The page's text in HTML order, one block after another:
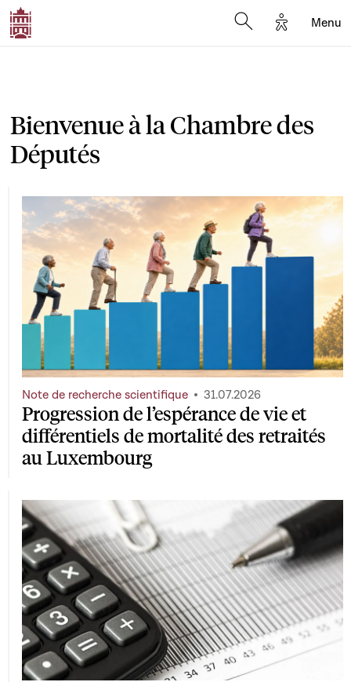
Options
Menu
Bienvenue à la Chambre des
Députés
Progression de l’espérance de vie et
différentiels de mortalité des retraités
au Luxembourg
Note de recherche scientifique 31.07.2026